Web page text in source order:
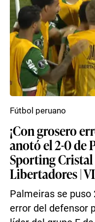
¡Con grosero
anotó el 2-0 de
Sporting
Libertadores |
Palmeiras se puso
error del defensor
Fútbol peruano